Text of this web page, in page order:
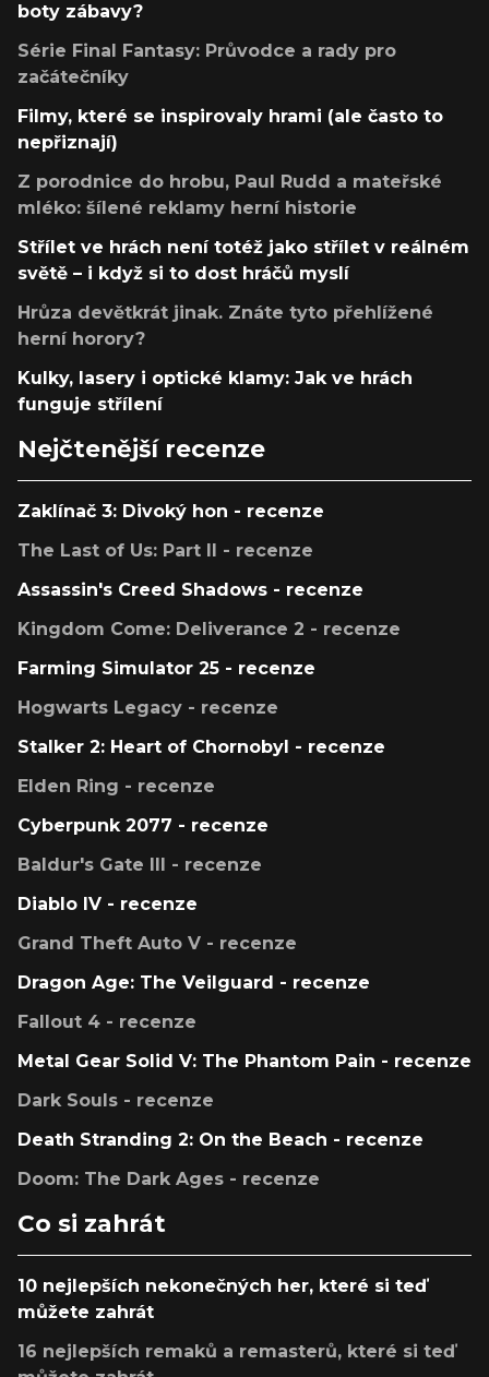
boty zábavy?
Série Final Fantasy: Průvodce a rady pro
začátečníky
Filmy, které se inspirovaly hrami (ale často to
nepřiznají)
Z porodnice do hrobu, Paul Rudd a mateřské
mléko: šílené reklamy herní historie
Střílet ve hrách není totéž jako střílet v reálném
světě – i když si to dost hráčů myslí
Hrůza devětkrát jinak. Znáte tyto přehlížené
herní horory?
Kulky, lasery i optické klamy: Jak ve hrách
funguje střílení
Nejčtenější recenze
Zaklínač 3: Divoký hon - recenze
The Last of Us: Part II - recenze
Assassin's Creed Shadows - recenze
Kingdom Come: Deliverance 2 - recenze
Farming Simulator 25 - recenze
Hogwarts Legacy - recenze
Stalker 2: Heart of Chornobyl - recenze
Elden Ring - recenze
Cyberpunk 2077 - recenze
Baldur's Gate III - recenze
Diablo IV - recenze
Grand Theft Auto V - recenze
Dragon Age: The Veilguard - recenze
Fallout 4 - recenze
Metal Gear Solid V: The Phantom Pain - recenze
Dark Souls - recenze
Death Stranding 2: On the Beach - recenze
Doom: The Dark Ages - recenze
Co si zahrát
10 nejlepších nekonečných her, které si teď
můžete zahrát
16 nejlepších remaků a remasterů, které si teď